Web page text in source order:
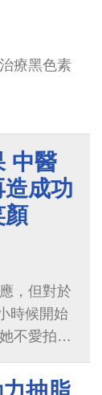
療黑色素
中醫
成功
顏
，但對於
時候開始
不愛拍